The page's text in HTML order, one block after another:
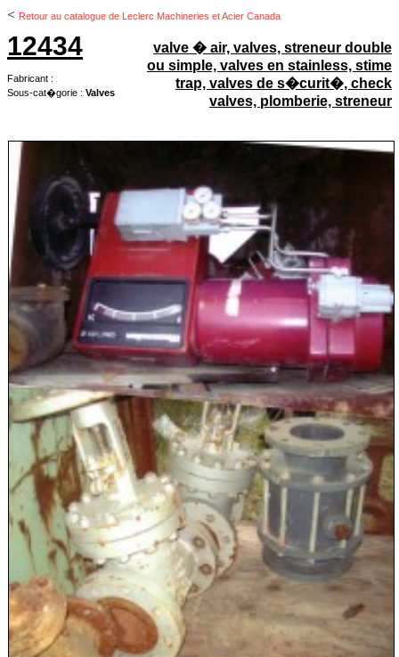
< Retour au catalogue de Leclerc Machineries et Acier Canada
12434
Fabricant :
Sous-cat�gorie : Valves
valve � air, valves, streneur double
ou simple, valves en stainless, stime
trap, valves de s�curit�, check
valves, plomberie, streneur